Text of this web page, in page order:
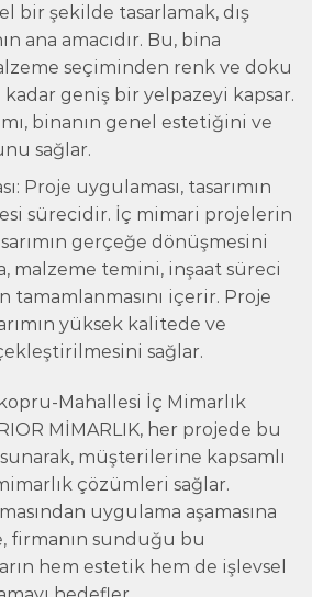
bir şekilde tasarlamak, dış
ana amacıdır. Bu, bina
seçiminden renk ve doku
geniş bir yelpazeyi kapsar.
binanın genel estetiğini ve
sağlar.
Proje uygulaması, tasarımın
sürecidir. İç mimari projelerin
gerçeğe dönüşmesini
malzeme temini, inşaat süreci
tamamlanmasını içerir. Proje
yüksek kalitede ve
sağlar.
Mahallesi İç Mimarlık
MİMARLIK, her projede bu
müşterilerine kapsamlı
çözümleri sağlar.
uygulama aşamasına
firmanın sunduğu bu
hem estetik hem de işlevsel